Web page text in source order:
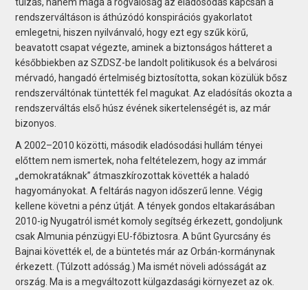
rendszerváltáson is áthúzódó konspirációs gyakorlatot
emlegetni, hiszen nyilvánvaló, hogy ezt egy szűk körű,
beavatott csapat végezte, aminek a biztonságos hátteret a
későbbiekben az SZDSZ-be landolt politikusok és a belvárosi
mérvadó, hangadó értelmiség biztosította, sokan közülük bősz
rendszerváltónak tüntették fel magukat. Az eladósítás okozta a
rendszerváltás első húsz évének sikertelenségét is, az már
bizonyos.
A 2002–2010 közötti, második eladósodási hullám tényei
előttem nem ismertek, noha feltételezem, hogy az immár
„demokratáknak” átmaszkírozottak követték a haladó
hagyományokat. A feltárás nagyon időszerű lenne. Végig
kellene követni a pénz útját. A tények gondos eltakarásában
2010-ig Nyugatról ismét komoly segítség érkezett, gondoljunk
csak Almunia pénzügyi EU-főbiztosra. A bűnt Gyurcsány és
Bajnai követték el, de a büntetés már az Orbán-kormánynak
érkezett. (Túlzott adósság.) Ma ismét növeli adósságát az
ország. Ma is a megváltozott külgazdasági környezet az ok.